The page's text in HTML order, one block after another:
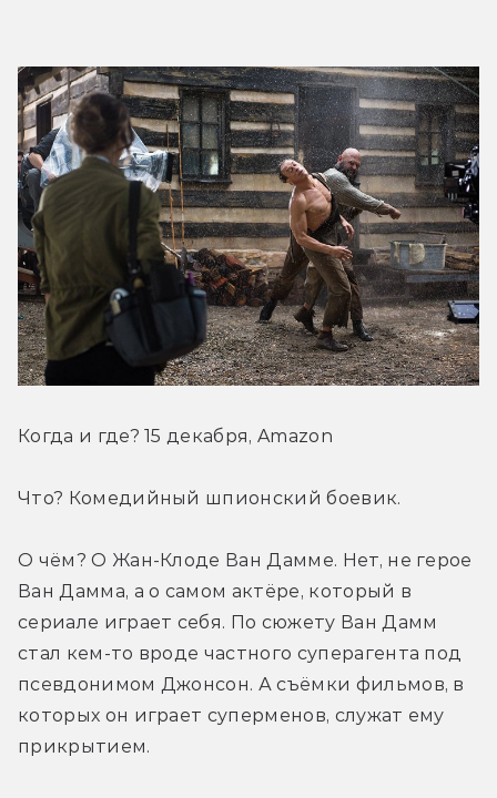
Когда и где? 15 декабря, Amazon
Что? Комедийный шпионский боевик.
О чём? О Жан-Клоде Ван Дамме. Нет, не герое
Ван Дамма, а о самом актёре, который в
сериале играет себя. По сюжету Ван Дамм
стал кем-то вроде частного суперагента под
псевдонимом Джонсон. А съёмки фильмов, в
которых он играет суперменов, служат ему
прикрытием.